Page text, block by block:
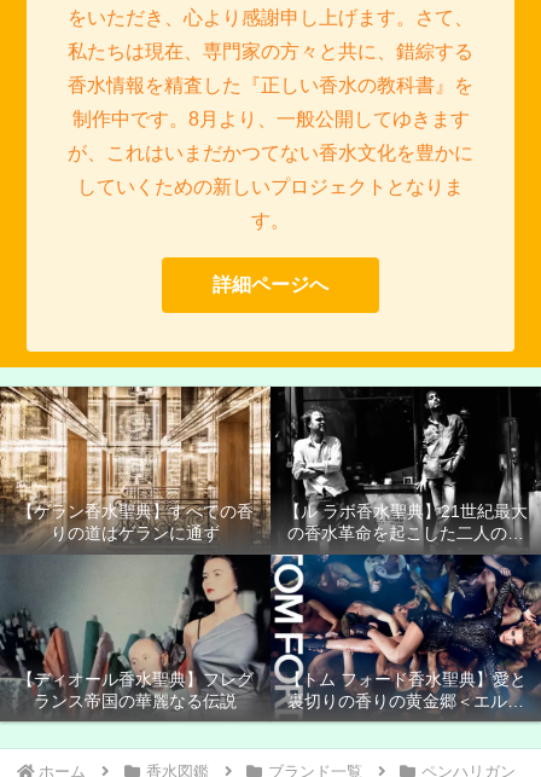
をいただき、心より感謝申し上げます。さて、
私たちは現在、専門家の方々と共に、錯綜する
香水情報を精査した『正しい香水の教科書』を
制作中です。8月より、一般公開してゆきます
が、これはいまだかつてない香水文化を豊かに
していくための新しいプロジェクトとなりま
す。
詳細ページへ
【ゲラン香水聖典】すべての香
りの道はゲランに通ず
【ル ラボ香水聖典】21世紀最大
の香水革命を起こした二人の男
たち
【ディオール香水聖典】フレグ
ランス帝国の華麗なる伝説
【トム フォード香水聖典】愛と
裏切りの香りの黄金郷＜エルド
ラド＞
ホーム 香水図鑑 ブランド一覧 ペンハリガン